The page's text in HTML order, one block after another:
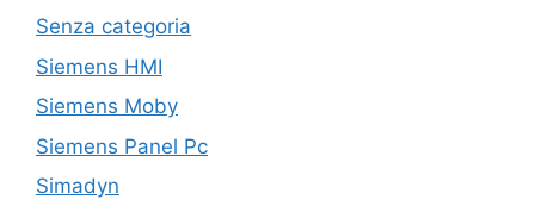
Senza categoria
Siemens HMI
Siemens Moby
Siemens Panel Pc
Simadyn